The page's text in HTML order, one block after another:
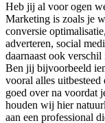
Heb jij al voor ogen
Marketing is zoals je
conversie
adverteren, social
daarnaast ook
Ben jij bijvoorbeeld
vooral alles
goed over na voordat
houden wij hier
aan een professional